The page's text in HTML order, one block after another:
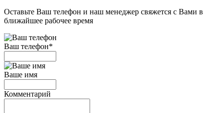
Оставьте Ваш телефон и наш менеджер свяжется с Вами в
ближайшее рабочее время
Ваш телефон*
Ваше имя
Комментарий